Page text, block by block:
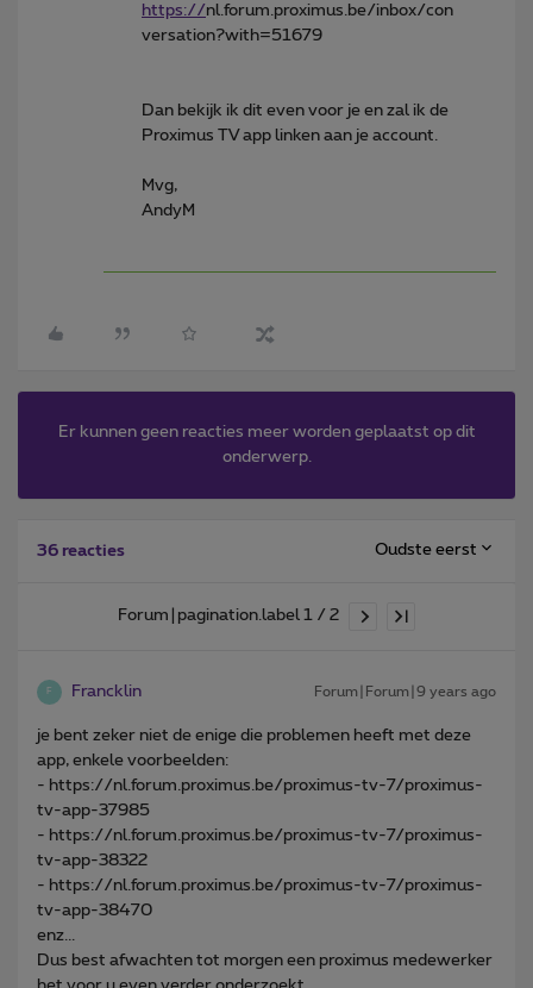
https://nl.forum.proximus.be/inbox/con
versation?with=51679
Dan bekijk ik dit even voor je en zal ik de
Proximus TV app linken aan je account.
Mvg,
AndyM
Er kunnen geen reacties meer worden geplaatst op dit
onderwerp.
36 reacties Oudste eerst
Forum|pagination.label 1 / 2
F Francklin Forum|Forum|9 years ago
je bent zeker niet de enige die problemen heeft met deze
app, enkele voorbeelden:
- https://nl.forum.proximus.be/proximus-tv-7/proximus-
tv-app-37985
- https://nl.forum.proximus.be/proximus-tv-7/proximus-
tv-app-38322
- https://nl.forum.proximus.be/proximus-tv-7/proximus-
tv-app-38470
enz...
Dus best afwachten tot morgen een proximus medewerker